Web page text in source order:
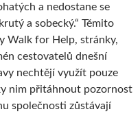
a nedostane se
a sobecký.“ Těmito
Walk for Help, stránky,
cestovatelů dnešní
nechtějí využít pouze
nim přitáhnout pozornost
společnosti zůstávají
for Help – Cestovat a